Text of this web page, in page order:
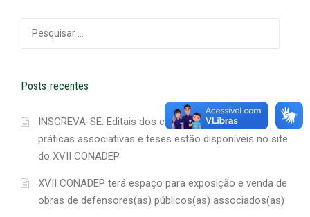
por:
Posts recentes
INSCREVA-SE: Editais dos concursos de práticas,
práticas associativas e teses estão disponíveis no site
do XVII CONADEP
XVII CONADEP terá espaço para exposição e venda de
obras de defensores(as) públicos(as) associados(as)